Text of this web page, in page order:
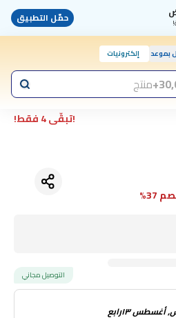
حمّل التطبيق
بموعد إلكترونيات
منتج
!تبقّى 4 فقط!
37%
التوصيل مجاني